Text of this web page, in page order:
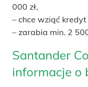
000 zł,
– chce wziąć
– zarabia min. 2
Santander
informacje o